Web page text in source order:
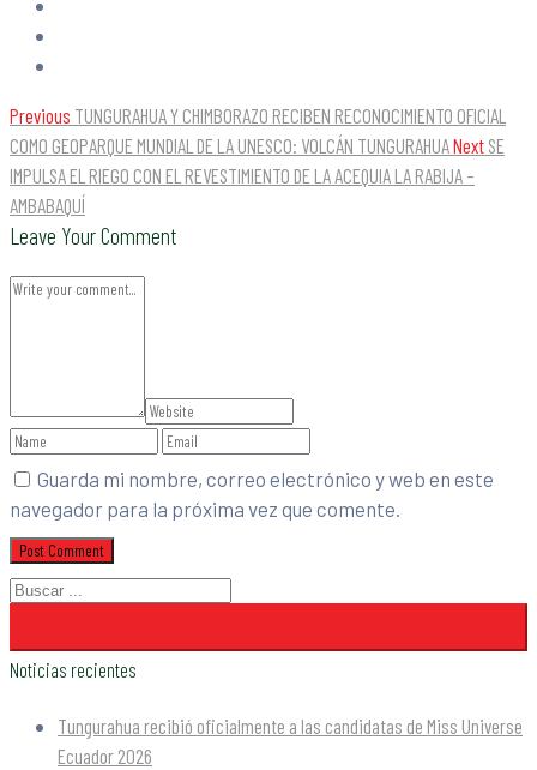
Previous TUNGURAHUA Y CHIMBORAZO RECIBEN RECONOCIMIENTO OFICIAL
COMO GEOPARQUE MUNDIAL DE LA UNESCO: VOLCÁN TUNGURAHUANext SE
IMPULSA EL RIEGO CON EL REVESTIMIENTO DE LA ACEQUIA LA RABIJA –
AMBABAQUÍ
Leave Your Comment
Guarda mi nombre, correo electrónico y web en este
navegador para la próxima vez que comente.
Noticias recientes
Tungurahua recibió oficialmente a las candidatas de Miss Universe
Ecuador 2026